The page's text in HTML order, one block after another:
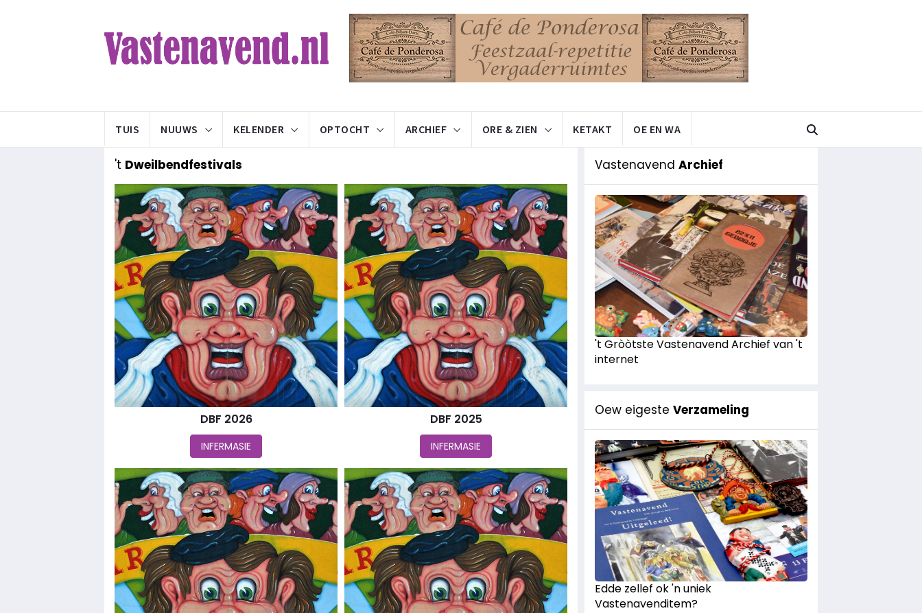
TUIS NUUWS KELENDER OPTOCHT ARCHIEF ORE & ZIEN KETAKT OE EN WA
't Dweilbendfestivals
DBF 2026
INFERMASIE
DBF 2025
INFERMASIE
Vastenavend Archief
't Gròòtste Vastenavend Archief van 't
internet
Oew eigeste Verzameling
Edde zellef ok 'n uniek
Vastenavenditem?